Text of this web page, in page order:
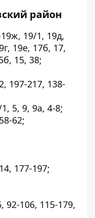
район
19/1, 19д,
19е, 17б, 17,
15, 38;
197-217, 138-
5, 9, 9а, 4-8;
62;
177-197;
92-106, 115-179,